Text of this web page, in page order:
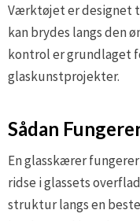
Værktøjet er designet
kan brydes langs den
kontrol er grundlaget
glaskunstprojekter.
Sådan
En glasskærer
ridse i glassets
struktur langs en